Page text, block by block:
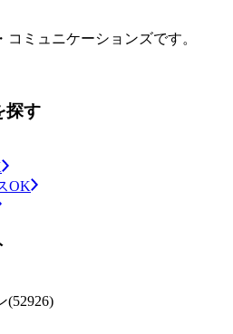
ミュニケーションズです。
探す
OK
(52926)